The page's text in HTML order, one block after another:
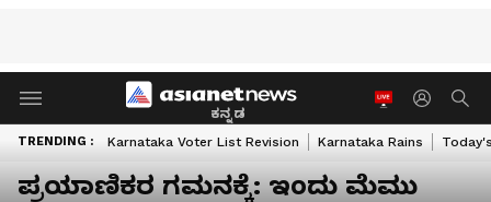
ಕನ್ನಡ
TRENDING : Karnataka Voter List Revision Karnataka Rains
ಪ್ರಯಾಣಿಕರ ಗಮನಕ್ಕೆ: ಇಂದು ಮೆಮು